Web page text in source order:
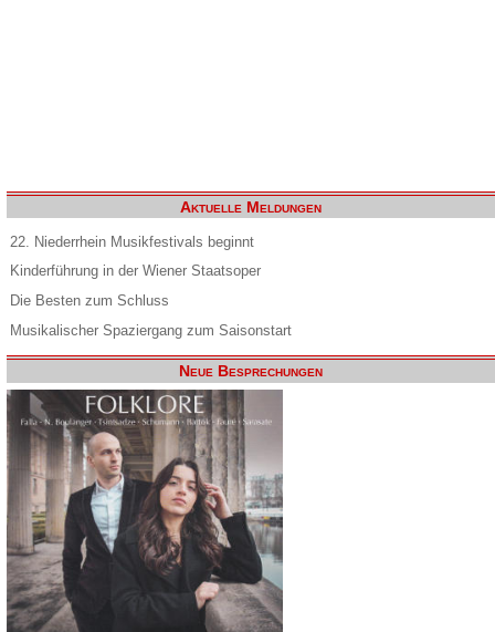
Aktuelle Meldungen
22. Niederrhein Musikfestivals beginnt
Kinderführung in der Wiener Staatsoper
Die Besten zum Schluss
Musikalischer Spaziergang zum Saisonstart
Neue Besprechungen